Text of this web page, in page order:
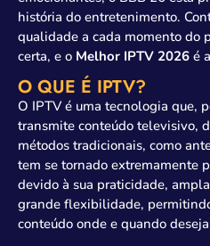
história do entretenimento.
qualidade a cada momento do
certa, e o Melhor IPTV 2026 é
O QUE É IPTV?
O IPTV é uma tecnologia que,
transmite conteúdo televisivo,
métodos tradicionais, como
tem se tornado extremamente
devido à sua praticidade,
grande flexibilidade,
conteúdo onde e quando